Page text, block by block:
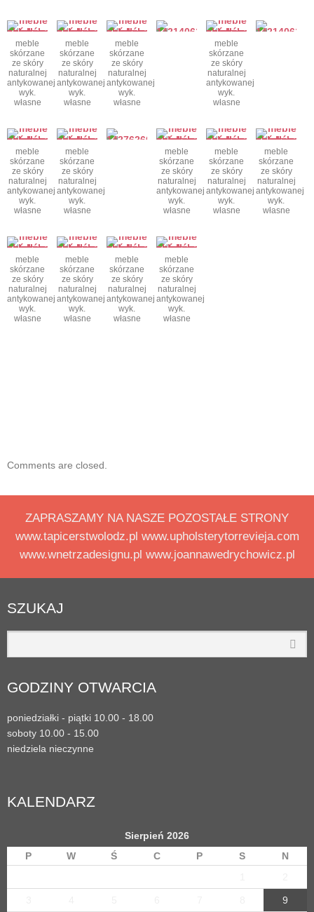
meble
skórzane
ze skóry
naturalnej
antykowanej
wyk.
własne
meble
skórzane
ze skóry
naturalnej
antykowanej
wyk.
własne
meble
skórzane
ze skóry
naturalnej
antykowanej
wyk.
własne
meble
skórzane
ze skóry
naturalnej
antykowanej
wyk.
własne
meble
skórzane
ze skóry
naturalnej
antykowanej
wyk.
własne
meble
skórzane
ze skóry
naturalnej
antykowanej
wyk.
własne
meble
skórzane
ze skóry
naturalnej
antykowanej
wyk.
własne
meble
skórzane
ze skóry
naturalnej
antykowanej
wyk.
własne
meble
skórzane
ze skóry
naturalnej
antykowanej
wyk.
własne
meble
skórzane
ze skóry
naturalnej
antykowanej
wyk.
własne
meble
skórzane
ze skóry
naturalnej
antykowanej
wyk.
własne
meble
skórzane
ze skóry
naturalnej
antykowanej
wyk.
własne
meble
skórzane
ze skóry
naturalnej
antykowanej
wyk.
własne
Comments are closed.
ZAPRASZAMY NA NASZE POZOSTAŁE STRONY
www.tapicerstwolodz.pl www.upholsterytorrevieja.com
www.wnetrzadesignu.pl www.joannawedrychowicz.pl
SZUKAJ
GODZINY OTWARCIA
poniedziałki - piątki 10.00 - 18.00
soboty 10.00 - 15.00
niedziela nieczynne
KALENDARZ
Sierpień 2026
P
W Ś C P S N
9